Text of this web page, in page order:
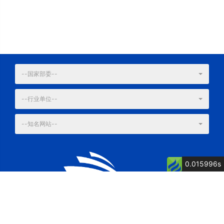
--国家部委--
--行业单位--
--知名网站--
0.015996s